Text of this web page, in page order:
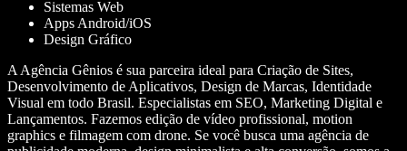
Sistemas Web
Apps Android/iOS
Design Gráfico
A Agência Gênios é sua parceira ideal para Criação de Sites,
Desenvolvimento de Aplicativos, Design de Marcas, Identidade
Visual em todo Brasil. Especialistas em SEO, Marketing Digital e
Lançamentos. Fazemos edição de vídeo profissional, motion
graphics e filmagem com drone. Se você busca uma agência de